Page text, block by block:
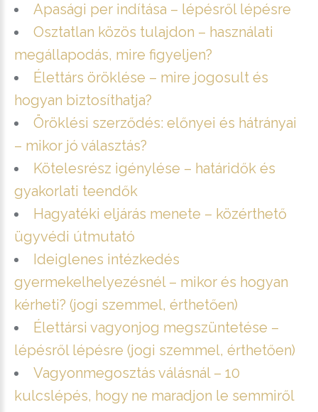
Apasági per indítása – lépésről lépésre
Osztatlan közös tulajdon – használati
megállapodás, mire figyeljen?
Élettárs öröklése – mire jogosult és
hogyan biztosíthatja?
Öröklési szerződés: előnyei és hátrányai
– mikor jó választás?
Kötelesrész igénylése – határidők és
gyakorlati teendők
Hagyatéki eljárás menete – közérthető
ügyvédi útmutató
Ideiglenes intézkedés
gyermekelhelyezésnél – mikor és hogyan
kérheti? (jogi szemmel, érthetően)
Élettársi vagyonjog megszüntetése –
lépésről lépésre (jogi szemmel, érthetően)
Vagyonmegosztás válásnál – 10
kulcslépés, hogy ne maradjon le semmiről